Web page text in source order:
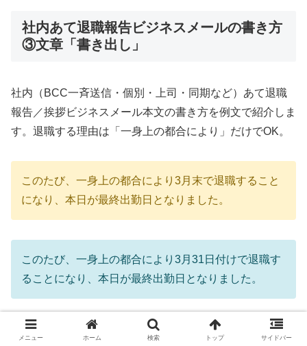
社内あて退職報告ビジネスメールの書き方
③文章「書き出し」
社内（BCC一斉送信・個別・上司・同期など）あて退職
報告／挨拶ビジネスメール本文の書き方を例文で紹介しま
す。退職する理由は「一身上の都合により」だけでOK。
このたび、一身上の都合により3月末で退職すること
になり、本日が最終出勤日となりました。
このたび、一身上の都合により3月31日付けで退職す
ることになり、本日が最終出勤日となりました。
私事で大変恐縮ではございますが、一身上の都合によ
メニュー ホーム 検索 トップ サイドバー